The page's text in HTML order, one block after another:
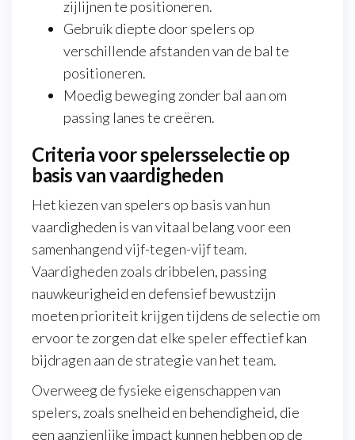
zijlijnen te positioneren.
Gebruik diepte door spelers op
verschillende afstanden van de bal te
positioneren.
Moedig beweging zonder bal aan om
passing lanes te creëren.
Criteria voor spelersselectie op
basis van vaardigheden
Het kiezen van spelers op basis van hun
vaardigheden is van vitaal belang voor een
samenhangend vijf-tegen-vijf team.
Vaardigheden zoals dribbelen, passing
nauwkeurigheid en defensief bewustzijn
moeten prioriteit krijgen tijdens de selectie om
ervoor te zorgen dat elke speler effectief kan
bijdragen aan de strategie van het team.
Overweeg de fysieke eigenschappen van
spelers, zoals snelheid en behendigheid, die
een aanzienlijke impact kunnen hebben op de